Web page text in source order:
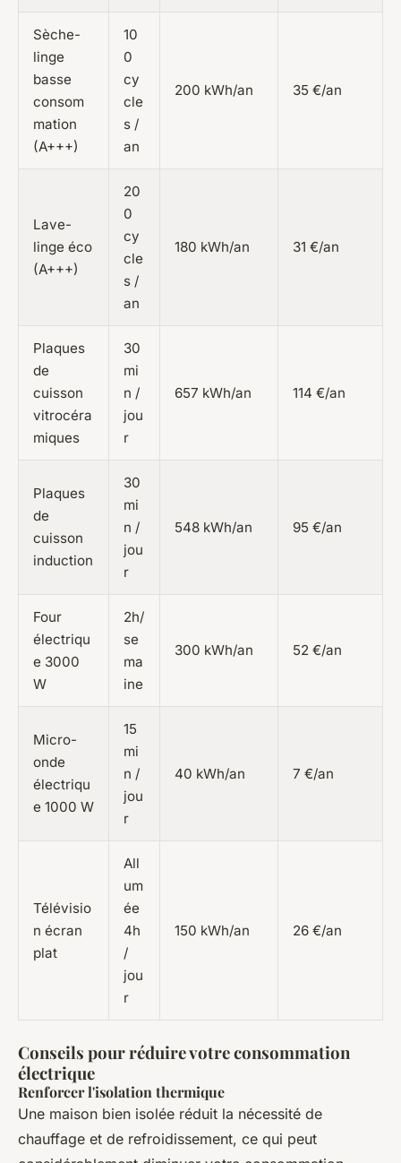
Sèche-
linge
basse
consom
mation
(A+++)
10
0
cy
cle
s /
an
200 kWh/an 35 €/an
Lave-
linge éco
(A+++)
20
0
cy
cle
s /
an
180 kWh/an 31 €/an
Plaques
de
cuisson
vitrocéra
miques
30
mi
n /
jou
r
657 kWh/an 114 €/an
Plaques
de
cuisson
induction
30
mi
n /
jou
r
548 kWh/an 95 €/an
Four
électriqu
e 3000
W
2h/
se
ma
ine
300 kWh/an 52 €/an
Micro-
onde
électriqu
e 1000 W
15
mi
n /
jou
r
40 kWh/an 7 €/an
Télévisio
n écran
plat
All
um
ée
4h
/
jou
r
150 kWh/an 26 €/an
Conseils pour réduire votre consommation
électrique
Renforcer l'isolation thermique
Une maison bien isolée réduit la nécessité de
chauffage et de refroidissement, ce qui peut